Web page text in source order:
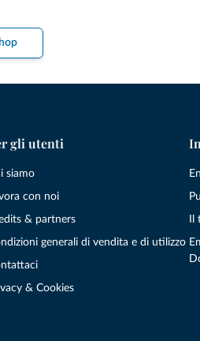
gli utenti
siamo
con noi
& partners
generali di vendita e di utilizzo
& Cookies